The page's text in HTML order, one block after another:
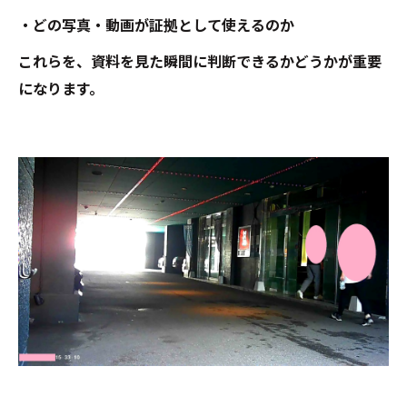
・どの写真・動画が証拠として使えるのか
これらを、資料を見た瞬間に判断できるかどうかが重要
になります。